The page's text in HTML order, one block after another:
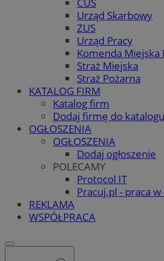
Urząd Skarbowy
ZUS
Urząd Pracy
Komenda Miejska
Straż Miejska
Straż Pożarna
KATALOG FIRM
Katalog firm
Dodaj firmę do katalogu
OGŁOSZENIA
OGŁOSZENIA
Dodaj ogłoszenie
POLECAMY
Protocol IT
Pracuj.pl - praca w
REKLAMA
WSPÓŁPRACA